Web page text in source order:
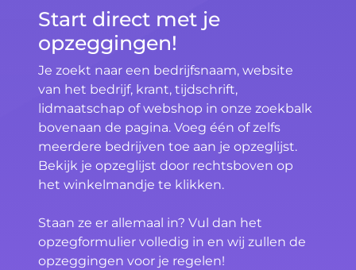
Start direct met je
opzeggingen!
Je zoekt naar een bedrijfsnaam, website
van het bedrijf, krant, tijdschrift,
lidmaatschap of webshop in onze zoekbalk
bovenaan de pagina. Voeg één of zelfs
meerdere bedrijven toe aan je opzeglijst.
Bekijk je opzeglijst door rechtsboven op
het winkelmandje te klikken.
Staan ze er allemaal in? Vul dan het
opzegformulier volledig in en wij zullen de
opzeggingen voor je regelen!